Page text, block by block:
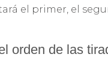
el primer, el
orden de las